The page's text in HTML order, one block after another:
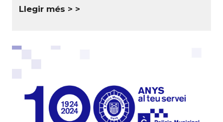
Llegir més >